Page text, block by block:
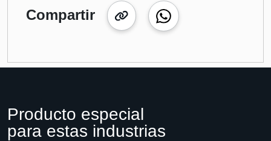
Compartir
Producto especial
para estas industrias